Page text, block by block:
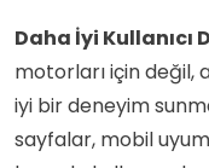
Daha İyi Kullanıcı
motorları için değil,
iyi bir deneyim
sayfalar, mobil